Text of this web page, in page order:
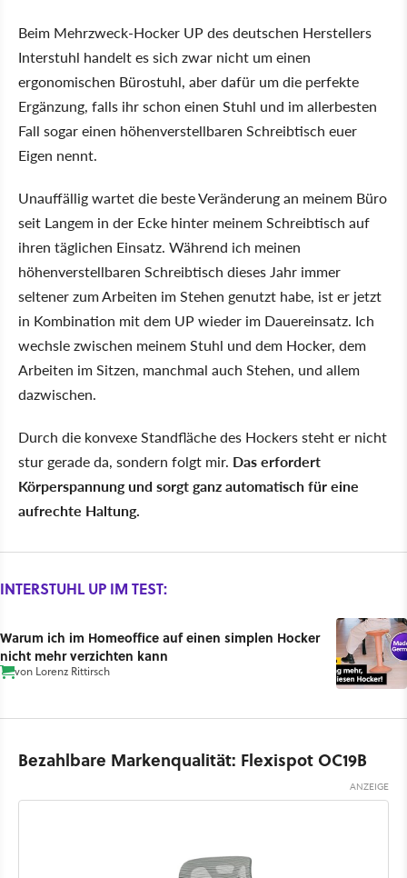
Beim Mehrzweck-Hocker UP des deutschen Herstellers
Interstuhl handelt es sich zwar nicht um einen
ergonomischen Bürostuhl, aber dafür um die perfekte
Ergänzung, falls ihr schon einen Stuhl und im allerbesten
Fall sogar einen höhenverstellbaren Schreibtisch euer
Eigen nennt.
Unauffällig wartet die beste Veränderung an meinem Büro
seit Langem in der Ecke hinter meinem Schreibtisch auf
ihren täglichen Einsatz. Während ich meinen
höhenverstellbaren Schreibtisch dieses Jahr immer
seltener zum Arbeiten im Stehen genutzt habe, ist er jetzt
in Kombination mit dem UP wieder im Dauereinsatz. Ich
wechsle zwischen meinem Stuhl und dem Hocker, dem
Arbeiten im Sitzen, manchmal auch Stehen, und allem
dazwischen.
Durch die konvexe Standfläche des Hockers steht er nicht
stur gerade da, sondern folgt mir. Das erfordert
Körperspannung und sorgt ganz automatisch für eine
aufrechte Haltung.
INTERSTUHL UP IM TEST:
Warum ich im Homeoffice auf einen simplen Hocker
nicht mehr verzichten kann
von Lorenz Rittirsch
Bezahlbare Markenqualität: Flexispot OC19B